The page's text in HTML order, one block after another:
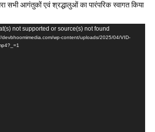
सभी आगंतुकों एवं श्रद्धालुओं का पारंपरिक स्वागत किया
not supported or source(s) not found
devbhoomimedia.com/wp-content/uploads/2025/04/VID-